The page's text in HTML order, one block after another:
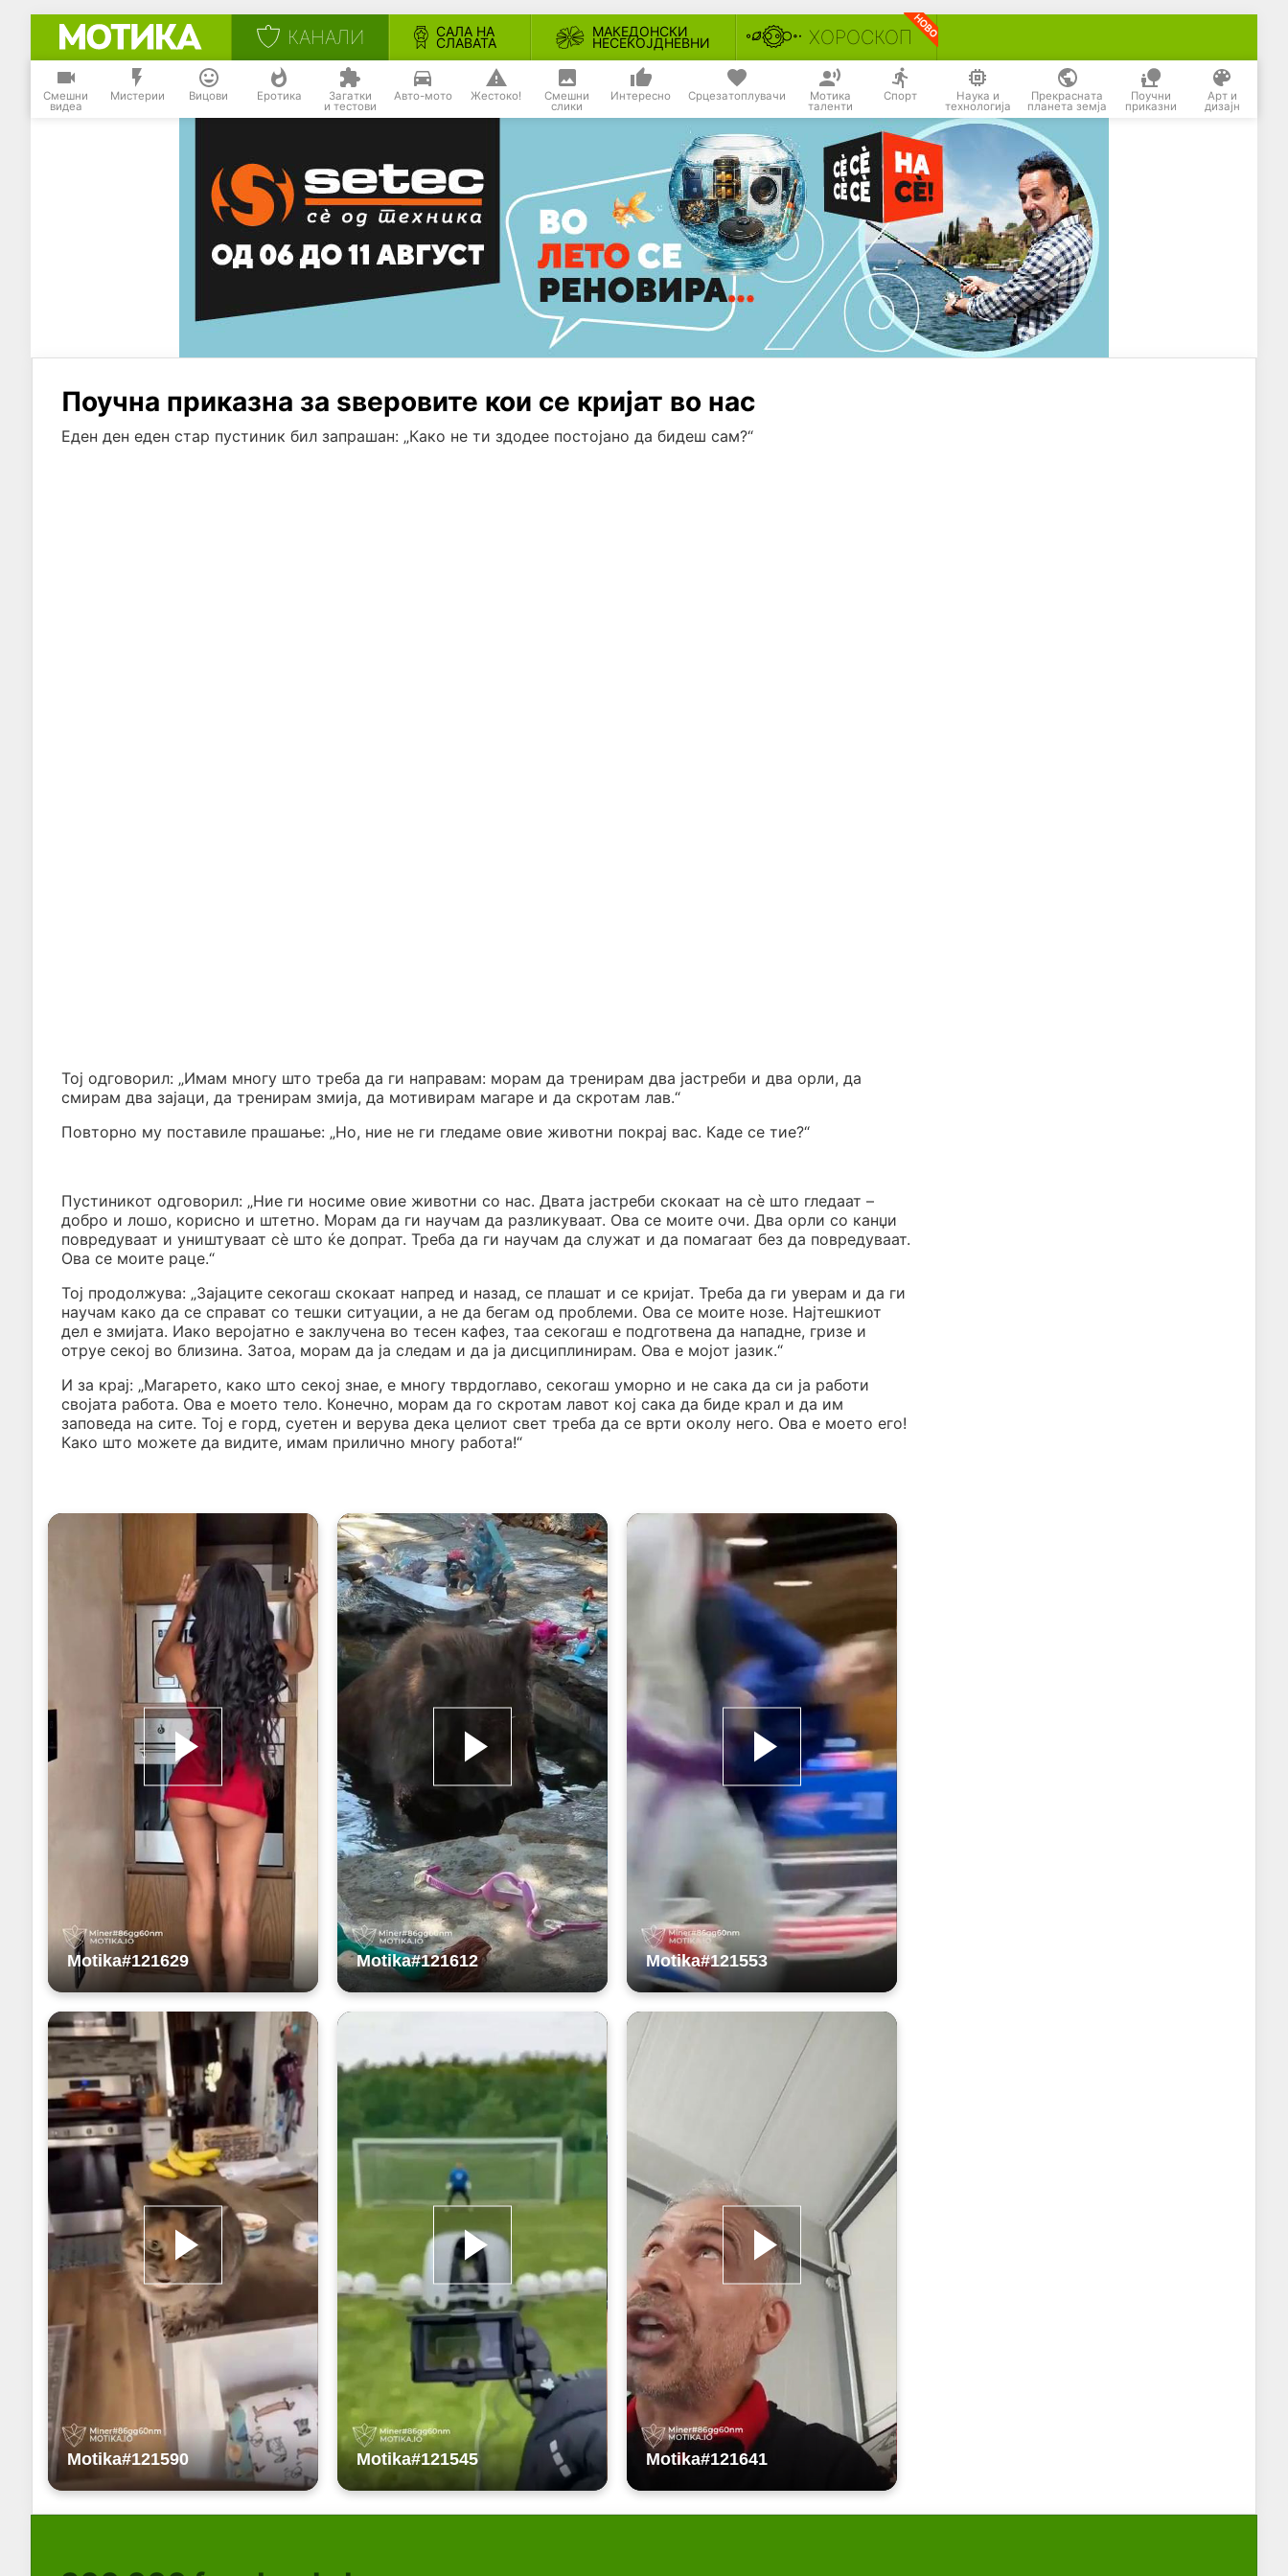
КАНАЛИ САЛА НА
СЛАВАТА
МАКЕДОНСКИ
НЕСЕКОЈДНЕВНИ ХОРОСКОП
Смешни
видеа
Мистерии Вицови Еротика Загатки
и тестови
Авто-мото Жестоко! Смешни
слики
Интересно Срцезатоплувачи Мотика
таленти
Спорт Наука и
технологија
Прекрасната
планета земја
Поучни
приказни
Арт и
дизајн
Поучна приказна за ѕверовите кои се кријат во нас
Еден ден еден стар пустиник бил запрашан: „Како не ти здодее постојано да бидеш сам?“
Тој одговорил: „Имам многу што треба да ги направам: морам да тренирам два јастреби и два орли, да
смирам два зајаци, да тренирам змија, да мотивирам магаре и да скротам лав.“
Повторно му поставиле прашање: „Но, ние не ги гледаме овие животни покрај вас. Каде се тие?“
Пустиникот одговорил: „Ние ги носиме овие животни со нас. Двата јастреби скокаат на сè што гледаат –
добро и лошо, корисно и штетно. Морам да ги научам да разликуваат. Ова се моите очи. Два орли со канџи
повредуваат и уништуваат сè што ќе допрат. Треба да ги научам да служат и да помагаат без да повредуваат.
Ова се моите раце.“
Тој продолжува: „Зајаците секогаш скокаат напред и назад, се плашат и се кријат. Треба да ги уверам и да ги
научам како да се справат со тешки ситуации, а не да бегам од проблеми. Ова се моите нозе. Најтешкиот
дел е змијата. Иако веројатно е заклучена во тесен кафез, таа секогаш е подготвена да нападне, гризе и
отруе секој во близина. Затоа, морам да ја следам и да ја дисциплинирам. Ова е мојот јазик.“
И за крај: „Магарето, како што секој знае, е многу тврдоглаво, секогаш уморно и не сака да си ја работи
својата работа. Ова е моето тело. Конечно, морам да го скротам лавот кој сака да биде крал и да им
заповеда на сите. Тој е горд, суетен и верува дека целиот свет треба да се врти околу него. Ова е моето его!
Како што можете да видите, имам прилично многу работа!“